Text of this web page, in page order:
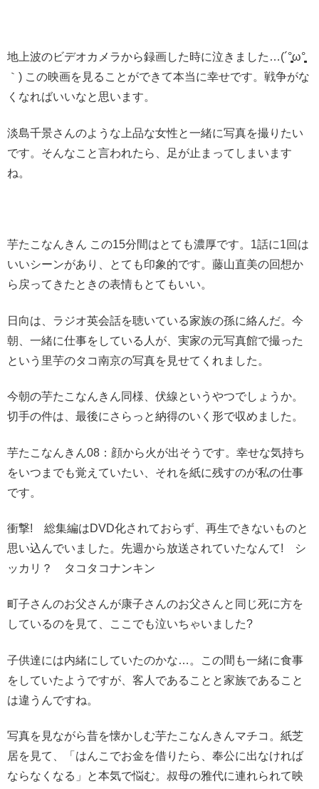
地上波のビデオカメラから録画した時に泣きました…(´°̥̥̥̥̥̥̥̥ω°̥̥̥̥̥̥̥̥̥̥̥
｀) この映画を見ることができて本当に幸せです。戦争がな
くなればいいなと思います。
淡島千景さんのような上品な女性と一緒に写真を撮りたい
です。そんなこと言われたら、足が止まってしまいます
ね。
芋たこなんきん この15分間はとても濃厚です。1話に1回は
いいシーンがあり、とても印象的です。藤山直美の回想か
ら戻ってきたときの表情もとてもいい。
日向は、ラジオ英会話を聴いている家族の孫に絡んだ。今
朝、一緒に仕事をしている人が、実家の元写真館で撮った
という里芋のタコ南京の写真を見せてくれました。
今朝の芋たこなんきん同様、伏線というやつでしょうか。
切手の件は、最後にさらっと納得のいく形で収めました。
芋たこなんきん08：顔から火が出そうです。幸せな気持ち
をいつまでも覚えていたい、それを紙に残すのが私の仕事
です。
衝撃! 総集編はDVD化されておらず、再生できないものと
思い込んでいました。先週から放送されていたなんて! シ
ッカリ？ タコタコナンキン
町子さんのお父さんが康子さんのお父さんと同じ死に方を
しているのを見て、ここでも泣いちゃいました?
子供達には内緒にしていたのかな…。この間も一緒に食事
をしていたようですが、客人であることと家族であること
は違うんですね。
写真を見ながら昔を懐かしむ芋たこなんきんマチコ。紙芝
居を見て、「はんこでお金を借りたら、奉公に出なければ
ならなくなる」と本気で悩む。叔母の雅代に連れられて映